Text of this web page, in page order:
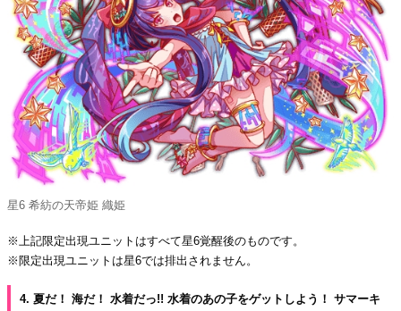
星6 希紡の天帝姫 織姫
※上記限定出現ユニットはすべて星6覚醒後のものです。
※限定出現ユニットは星6では排出されません。
4. 夏だ！ 海だ！ 水着だっ!! 水着のあの子をゲットしよう！ サマーキ